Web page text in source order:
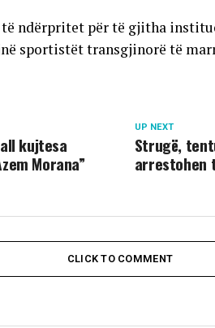
ndërpritet për të gjitha
sportistët transgjinorë të
UP NEXT
Strugë,
arrestohen
kujtesa
Morana”
CLICK TO COMMENT